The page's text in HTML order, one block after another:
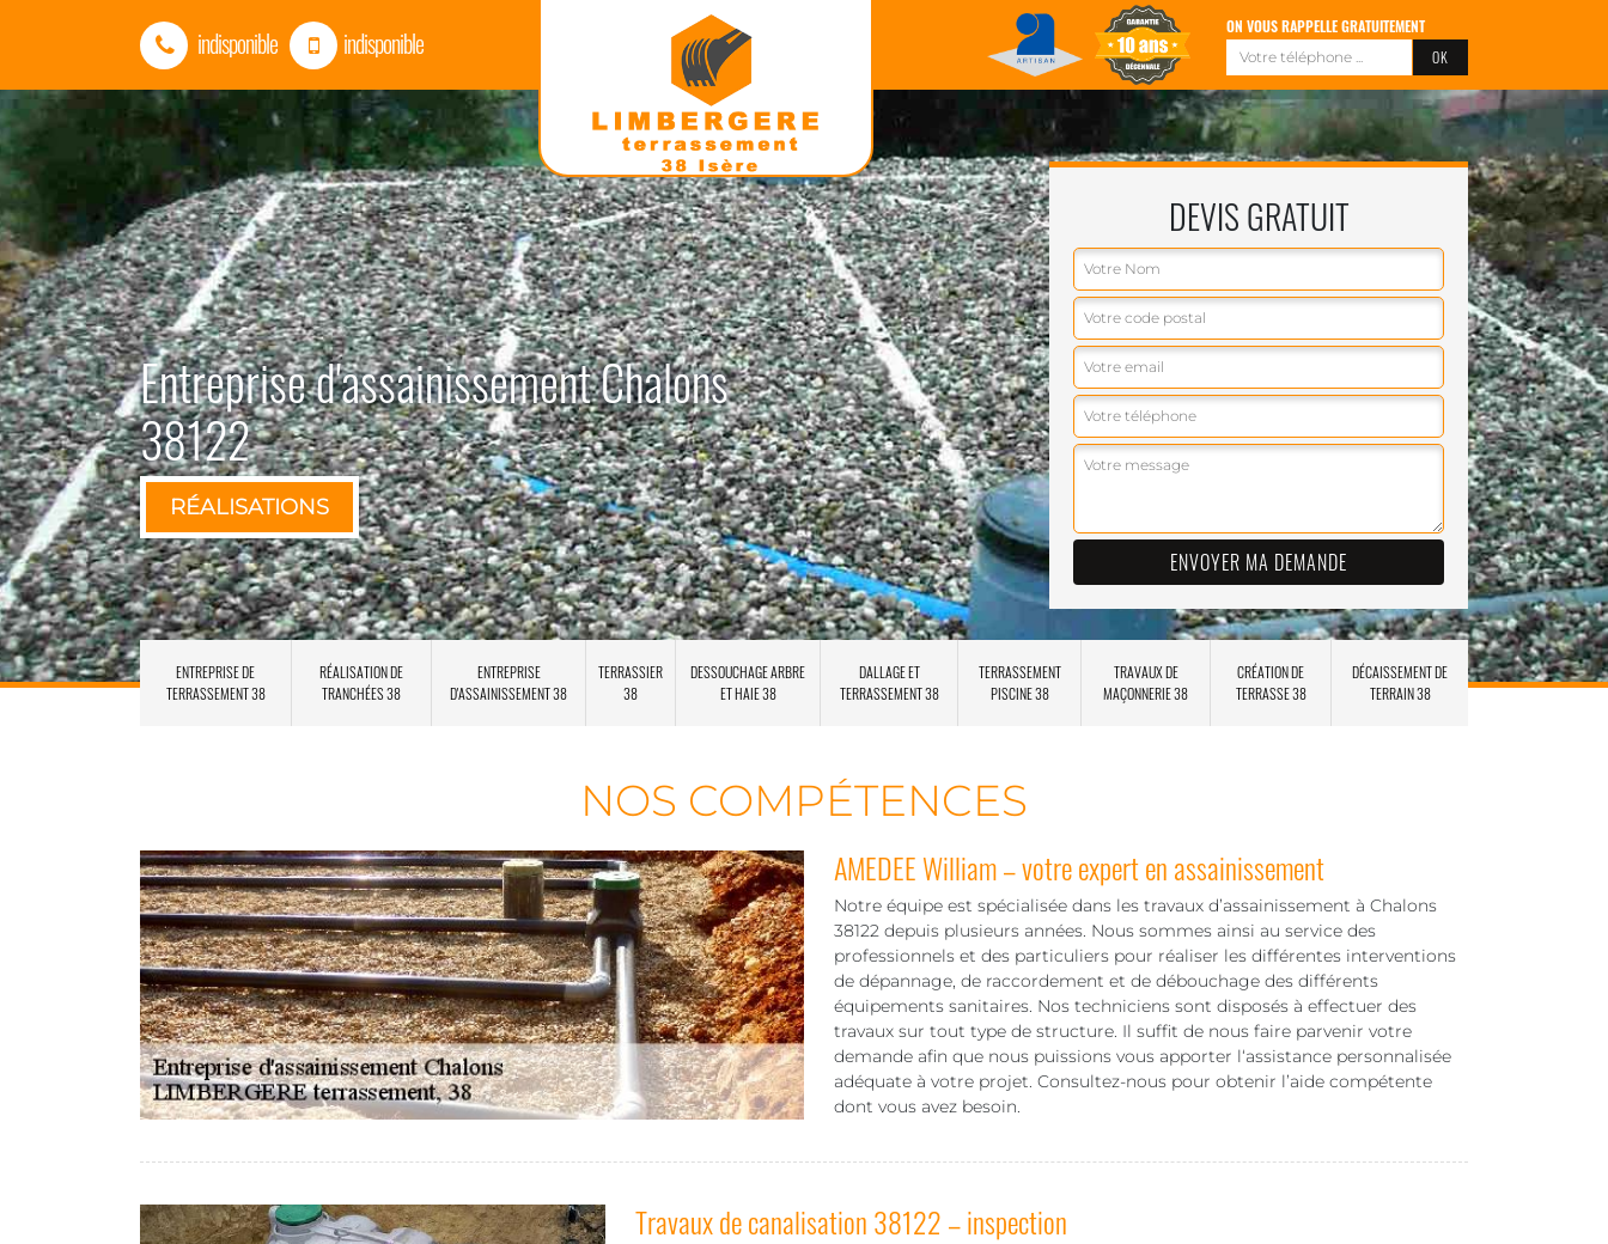
indisponible indisponible ON VOUS RAPPELLE GRATUITEMENT
Entreprise d'assainissement Chalons
38122
RÉALISATIONS
DEVIS GRATUIT
ENTREPRISE DE
TERRASSEMENT 38
RÉALISATION DE
TRANCHÉES 38
ENTREPRISE
D'ASSAINISSEMENT 38
TERRASSIER
38
DESSOUCHAGE ARBRE
ET HAIE 38
DALLAGE ET
TERRASSEMENT 38
TERRASSEMENT
PISCINE 38
TRAVAUX DE
MAÇONNERIE 38
CRÉATION DE
TERRASSE 38
DÉCAISSEMENT DE
TERRAIN 38
NOS COMPÉTENCES
AMEDEE William – votre expert en assainissement
Notre équipe est spécialisée dans les travaux d’assainissement à Chalons
38122 depuis plusieurs années. Nous sommes ainsi au service des
professionnels et des particuliers pour réaliser les différentes interventions
de dépannage, de raccordement et de débouchage des différents
équipements sanitaires. Nos techniciens sont disposés à effectuer des
travaux sur tout type de structure. Il suffit de nous faire parvenir votre
demande afin que nous puissions vous apporter l‘assistance personnalisée
adéquate à votre projet. Consultez-nous pour obtenir l’aide compétente
dont vous avez besoin.
Travaux de canalisation 38122 – inspection